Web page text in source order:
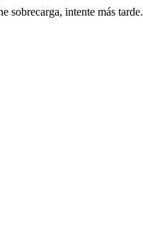
sobrecarga, intente más tarde.